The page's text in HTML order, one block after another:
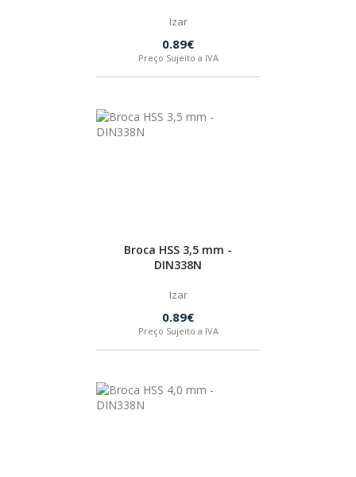
Izar
0.89€
Preço Sujeito a IVA
Broca HSS 3,5 mm -
DIN338N
Izar
0.89€
Preço Sujeito a IVA